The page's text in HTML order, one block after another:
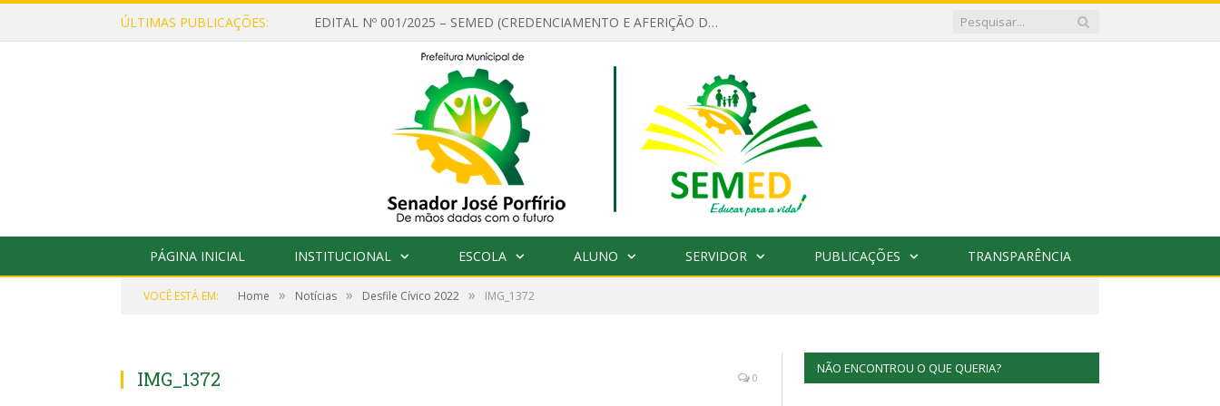
ÚLTIMAS PUBLICAÇÕES: EDITAL Nº 001/2025 – SEMED (CREDENCIAMENTO E AFERIÇÃO DE CRITÉRIOS TÉCNICOS DE MÉRITO E DESEMPENHO PARA PROVIMENTO DO CARGO OU FUNÇÃO DE GESTOR ESCOLAR DAS UNIDADES DE ENSINO DA REDE MUNICIPAL DE SENADOR JO)
PÁGINA INICIAL INSTITUCIONAL ESCOLA ALUNO SERVIDOR PUBLICAÇÕES TRANSPARÊNCIA
VOCÊ ESTÁ EM: Home » Notícias » Desfile Cívico 2022 » IMG_1372
IMG_1372 0
NÃO ENCONTROU O QUE QUERIA?